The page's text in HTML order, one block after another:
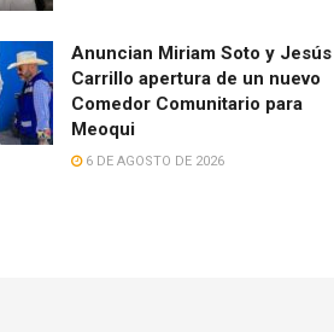
Anuncian Miriam Soto y Jesús
Carrillo apertura de un nuevo
Comedor Comunitario para
Meoqui
6 DE AGOSTO DE 2026